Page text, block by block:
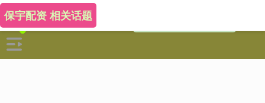
保宇配资 相关话题